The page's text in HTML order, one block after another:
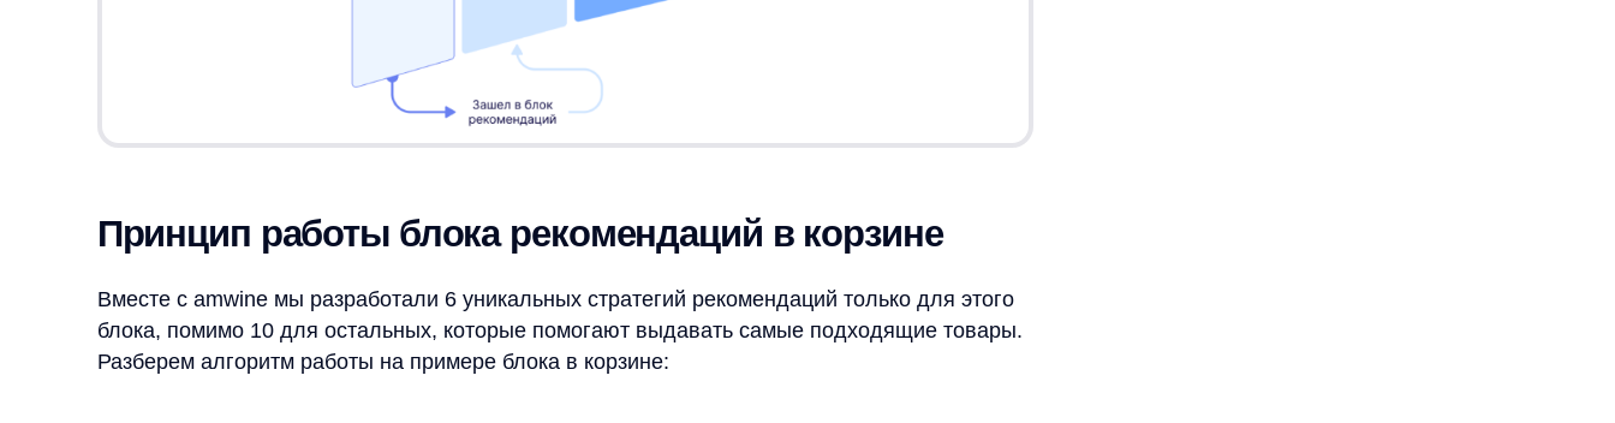
Разберем алгоритм работы на примере блока в корзине:
Для каждого из товаров в корзине алгоритм подбирает товары, которые пользователи
смотрят и покупают вместе. Учитывается большое количество параметров
и стоимость, чтобы рекомендуемые товары соответствовали ценовому диапазону
их в корзину на самом позднем этапе, когда максимально готов в покупке.
Как изменились цифры
☄ На блок «С этим товаром смотрят» приходится всего 4,18% от общего количества кликов